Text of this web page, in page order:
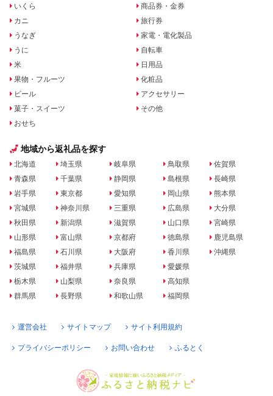
いくら
カニ
うなぎ
うに
米
果物・フルーツ
ビール
菓子・スイーツ
おせち
商品券・金券
旅行券
家電・電化製品
自転車
日用品
化粧品
アクセサリー
その他
地域から返礼品を探す
北海道
青森県
岩手県
宮城県
秋田県
山形県
福島県
茨城県
栃木県
群馬県
埼玉県
千葉県
東京都
神奈川県
新潟県
富山県
石川県
福井県
山梨県
長野県
岐阜県
静岡県
愛知県
三重県
滋賀県
京都府
大阪府
兵庫県
奈良県
和歌山県
鳥取県
島根県
岡山県
広島県
山口県
徳島県
香川県
愛媛県
高知県
福岡県
佐賀県
長崎県
熊本県
大分県
宮崎県
鹿児島県
沖縄県
運営会社 サイトマップ サイト利用規約
プライバシーポリシー お問い合わせ ふるとく